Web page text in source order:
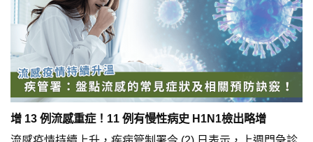
增 13 例流感重症！11 例有慢性病史 H1N1檢出略增